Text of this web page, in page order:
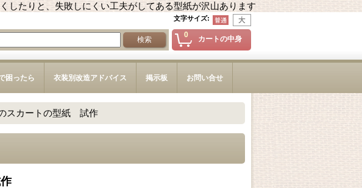
したりと、失敗しにくい工夫がしてある型紙が沢山あります
文字サイズ:
0 カートの中身
困ったら 衣装別改造アドバイス 掲示板 お問い合せ
スカートの型紙 試作